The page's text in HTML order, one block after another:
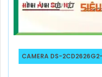
CAMERA DS-